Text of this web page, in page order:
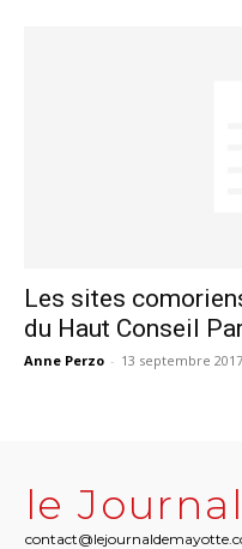
Les sites
du Haut Conseil
Anne Perzo - 13 septembre 2017
le